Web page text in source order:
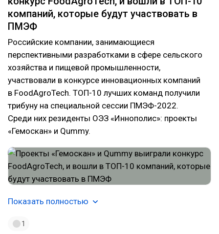
компаний, которые будут участвовать в
ПМЭФ
Российские компании, занимающиеся
перспективными разработками в сфере сельского
хозяйства и пищевой промышленности,
участвовали в конкурсе инновационных компаний
в FoodAgroTech. ТОП-10 лучших команд получили
трибуну на специальной сессии ПМЭФ-2022.
Среди них резиденты ОЭЗ «Иннополис»: проекты
«Гемоскан» и Qummy.
Показать полностью
1